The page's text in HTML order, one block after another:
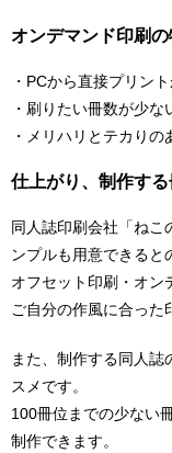
オンデマンド印刷
・PCから直接プリン
・刷りたい冊数が少な
・メリハリとテカりの
仕上がり、制作する
同人誌印刷会社「ねこ
ンプルも用意できると
オフセット印刷・オン
ご自分の作風に合った
また、制作する同人誌
スメです。
100冊位までの少ない
制作できます。